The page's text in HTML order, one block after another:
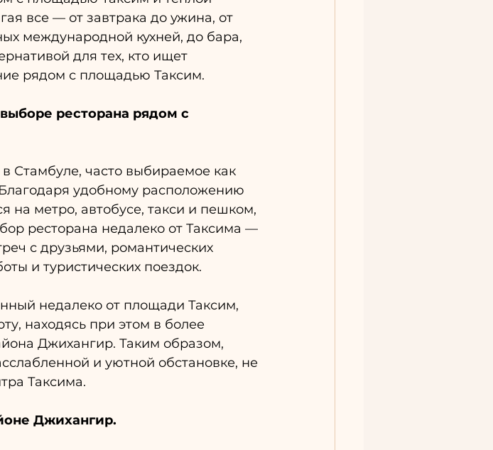
все — от завтрака до ужина, от
международной кухней, до бара,
для тех, кто ищет
рядом с площадью Таксим.
ресторана рядом с
Стамбуле, часто выбираемое как
удобному расположению
на метро, автобусе, такси и пешком,
ресторана недалеко от Таксима —
с друзьями, романтических
и туристических поездок.
недалеко от площади Таксим,
находясь при этом в более
Джихангир. Таким образом,
и уютной обстановке, не
Таксима.
Джихангир.